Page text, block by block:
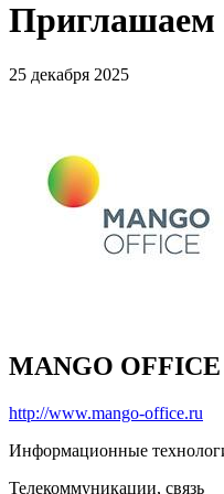
Приглашаем
25 декабря 2025
MANGO OFFICE
http://www.mango-office.ru
Информационные
Телекоммуникации, связь